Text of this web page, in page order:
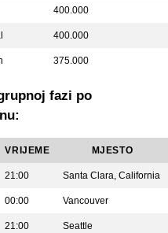
400.000
400.000
375.000
fazi po
VRIJEME MJESTO
21:00 Santa Clara, California
00:00 Vancouver
21:00 Seattle